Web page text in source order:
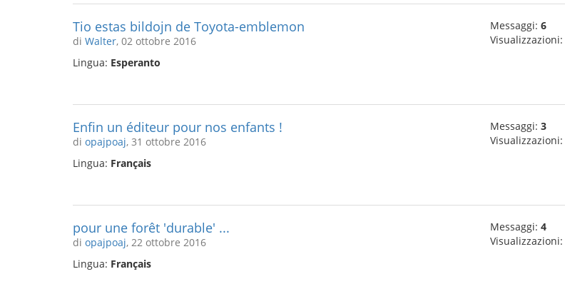
Tio estas bildojn de Toyota-emblemon
di Walter, 02 ottobre 2016
Lingua: Esperanto
Messaggi: 6
Visualizzazioni:
Enfin un éditeur pour nos enfants !
di opajpoaj, 31 ottobre 2016
Lingua: Français
Messaggi: 3
Visualizzazioni:
pour une forêt 'durable' ...
di opajpoaj, 22 ottobre 2016
Lingua: Français
Messaggi: 4
Visualizzazioni: